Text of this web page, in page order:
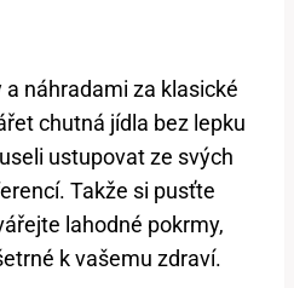
náhradami za klasické
chutná jídla bez lepku
ustupovat ze svých
Takže si pusťte
lahodné pokrmy,
k vašemu zdraví.